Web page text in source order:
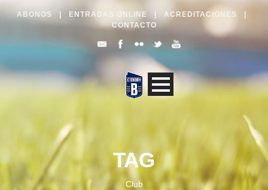
ABONOS ENTRADAS ONLINE ACREDITACIONES
CONTACTO
TAG
Club